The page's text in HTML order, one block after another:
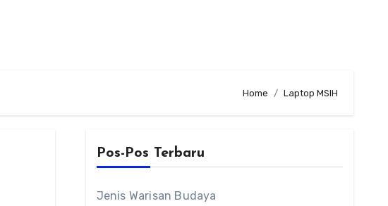
Home Laptop MSIH
Pos-Pos Terbaru
Jenis Warisan Budaya